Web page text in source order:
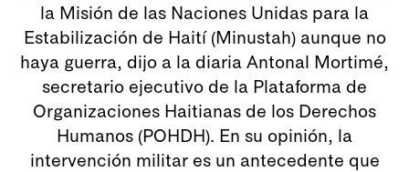
la Misión de las Naciones Unidas para la
Estabilización de Haití (Minustah) aunque no
haya guerra, dijo a la diaria Antonal Mortimé,
secretario ejecutivo de la Plataforma de
Organizaciones Haitianas de los Derechos
Humanos (POHDH). En su opinión, la
intervención militar es un antecedente que